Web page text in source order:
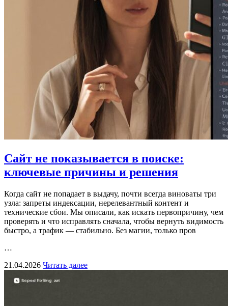
Сайт не показывается в поиске:
ключевые причины и решения
Когда сайт не попадает в выдачу, почти всегда виноваты три
узла: запреты индексации, нерелевантный контент и
технические сбои. Мы описали, как искать первопричину, чем
проверять и что исправлять сначала, чтобы вернуть видимость
быстро, а трафик — стабильно. Без магии, только пров
…
21.04.2026 Читать далее